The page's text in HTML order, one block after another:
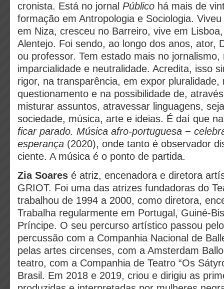
cronista. Está no jornal Público há mais de
formação em Antropologia e Sociologia.
em Niza, cresceu no Barreiro, vive em
Alentejo. Foi sendo, ao longo dos anos, ator,
ou professor. Tem estado mais no
imparcialidade e neutralidade. Acredita, isso
rigor, na transparência, em expor pluralidade,
questionamento e na possibilidade de,
misturar assuntos, atravessar linguagens,
sociedade, música, arte e ideias. É daí que
ficar parado. Música afro-portuguesa −
esperança (2020), onde tanto é observador
ciente. A música é o ponto de partida.
Zia Soares é atriz, encenadora e diretora
GRIOT. Foi uma das atrizes fundadoras do
trabalhou de 1994 a 2000, como diretora,
Trabalha regularmente em Portugal, Guiné-
Príncipe. O seu percurso artístico passou
percussão com a Companhia Nacional de
pelas artes circenses, com a Amsterdam
teatro, com a Companhia de Teatro “Os
Brasil. Em 2018 e 2019, criou e dirigiu as